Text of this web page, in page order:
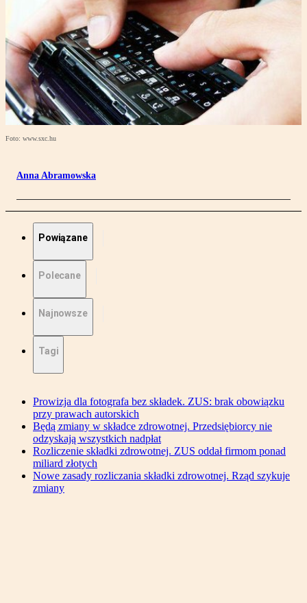
Foto: www.sxc.hu
Anna Abramowska
Powiązane
Polecane
Najnowsze
Tagi
Prowizja dla fotografa bez składek. ZUS: brak obowiązku
przy prawach autorskich
Będą zmiany w składce zdrowotnej. Przedsiębiorcy nie
odzyskają wszystkich nadpłat
Rozliczenie składki zdrowotnej. ZUS oddał firmom ponad
miliard złotych
Nowe zasady rozliczania składki zdrowotnej. Rząd szykuje
zmiany